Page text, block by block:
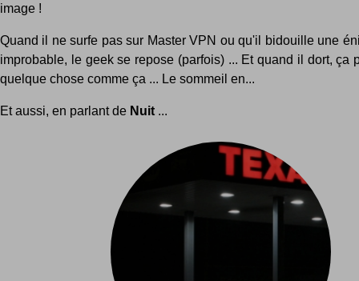
image !
Quand il ne surfe pas sur Master VPN ou qu'il bidouille une
improbable, le geek se repose (parfois) ... Et quand il dort, ça
quelque chose comme ça ... Le sommeil en...
Et aussi, en parlant de Nuit ...